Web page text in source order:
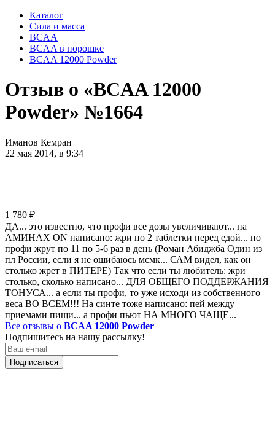
Каталог
Сила и масса
BCAA
BCAA в порошке
BCAA 12000 Powder
Отзыв о «BCAA 12000
Powder» №1664
Иманов Кемран
22 мая 2014, в 9:34
1 780 ₽
ДА... это известно, что профи все дозы увеличивают... на
АМИНАХ ON написано: жри по 2 таблетки перед едой... но
профи жрут по 11 по 5-6 раз в день (Роман Абиджба Один из
пл России, если я не ошибаюсь мсмк... САМ видел, как он
столько жрет в ПИТЕРЕ) Так что если ты любитель: жри
столько, сколько написано... ДЛЯ ОБЩЕГО ПОДДЕРЖАНИЯ
ТОНУСА... а если ты профи, то уже исходи из собственного
веса ВО ВСЕМ!!! На синте тоже написано: пей между
приемами пищи... а профи пьют НА МНОГО ЧАЩЕ...
Все отзывы о BCAA 12000 Powder
Подпишитесь на нашу рассылку!
Подписаться